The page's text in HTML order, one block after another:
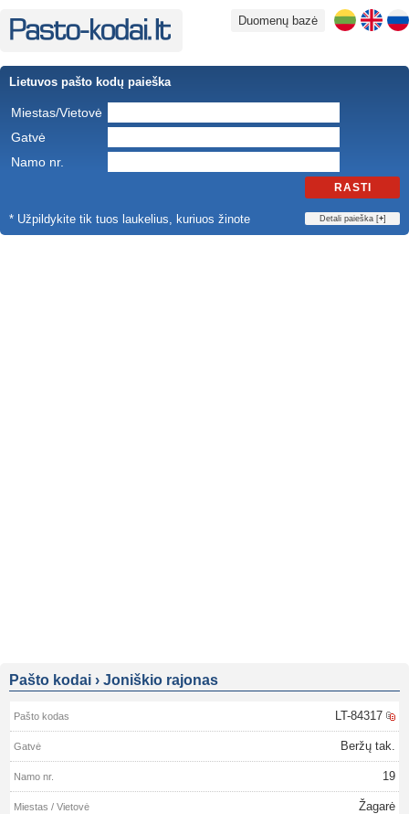
Duomenų bazė
Lietuvos pašto kodų paieška
Miestas/Vietovė
Gatvė
Namo nr.
RASTI
* Užpildykite tik tuos laukelius, kuriuos žinote Detali paieška [+]
Pašto kodai › Joniškio rajonas
LT-84317
Beržų tak.
19
Žagarė